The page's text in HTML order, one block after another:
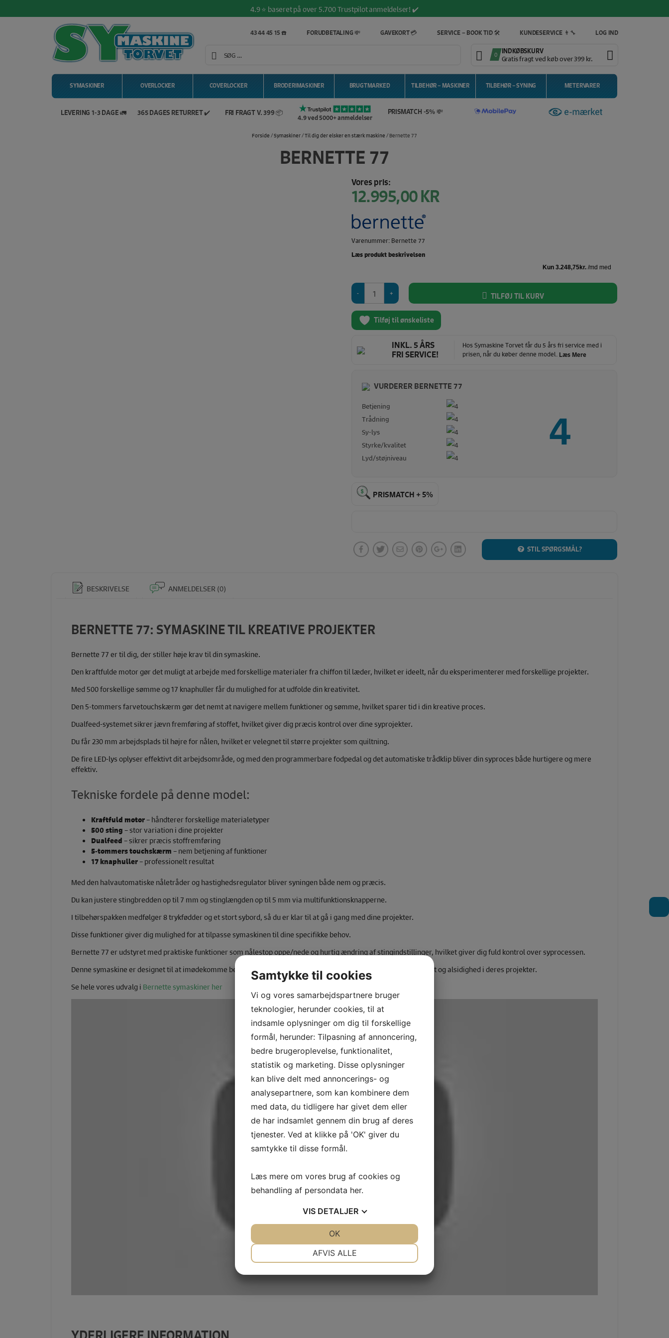
4.9 ⭐️ baseret på over 5.700 Trustpilot anmeldelser! ✔️
LEVERING 1-3 DAGE 🚛 365 DAGES RETURRET ✔️ FRI FRAGT V. 399 📦
4.9 ved 5000+ anmeldelser
PRISMATCH -5% 💸
43 44 45 15 ☎️ FORUDBETALING 💸 GAVEKORT 💳 SERVICE – BOOK TID 🛠️ KUNDESERVICE 👨‍🔧 LOG IND
0 INDKØBSKURV
Gratis fragt ved køb over 399 kr.
SYMASKINER OVERLOCKER COVERLOCKER BRODERIMASKINER BRUGTMARKED TILBEHØR – MASKINER TILBEHØR – SYNING METERVARER
Forside /Symaskiner/Til dig der elsker en stærk maskine / Bernette 77
BERNETTE 77
Vores pris:
12.995,00KR
Varenummer: Bernette 77
Læs produkt beskrivelsen
antal
TILFØJ TIL KURV
Tilføj til ønskeliste
INKL. 5 ÅRS
FRI SERVICE!
Hos Symaskine Torvet får du 5 års fri service med i
prisen, når du køber denne model. Læs Mere
VURDERER BERNETTE 77
Betjening
Trådning
Sy-lys
Styrke/kvalitet
Lyd/støjniveau
4
PRISMATCH + 5%
STIL SPØRGSMÅL?
BESKRIVELSE ANMELDELSER (0)
BERNETTE 77: SYMASKINE TIL KREATIVE PROJEKTER
Bernette 77 er til dig, der stiller høje krav til din symaskine.
Den kraftfulde motor gør det muligt at arbejde med forskellige materialer fra chiffon til læder, hvilket er ideelt, når du eksperimenterer med forskellige projekter.
Med 500 forskellige sømme og 17 knaphuller får du mulighed for at udfolde din kreativitet.
Den 5-tommers farvetouchskærm gør det nemt at navigere mellem funktioner og sømme, hvilket sparer tid i din kreative proces.
Dualfeed-systemet sikrer jævn fremføring af stoffet, hvilket giver dig præcis kontrol over dine syprojekter.
Du får 230 mm arbejdsplads til højre for nålen, hvilket er velegnet til større projekter som quiltning.
De fire LED-lys oplyser effektivt dit arbejdsområde, og med den programmerbare fodpedal og det automatiske trådklip bliver din syproces både hurtigere og mere
effektiv.
Tekniske fordele på denne model:
Kraftfuld motor– håndterer forskellige materialetyper
500 sting – stor variation i dine projekter
Dualfeed – sikrer præcis stoffremføring
5-tommers touchskærm – nem betjening af funktioner
17 knaphuller– professionelt resultat
Med den halvautomatiske nåletråder og hastighedsregulator bliver syningen både nem og præcis.
Du kan justere stingbredden op til 7 mm og stinglængden op til 5 mm via multifunktionsknapperne.
I tilbehørspakken medfølger 8 trykfødder og et stort sybord, så du er klar til at gå i gang med dine projekter.
Disse funktioner giver dig mulighed for at tilpasse symaskinen til dine specifikke behov.
Bernette 77 er udstyret med praktiske funktioner som nålestop oppe/nede og hurtig ændring af stingindstillinger, hvilket giver dig fuld kontrol over syprocessen.
Denne symaskine er designet til at imødekomme behovene hos dedikerede syentusiaster, der værdsætter kvalitet og alsidighed i deres projekter.
Se hele vores udvalg i Bernette symaskiner her
Samtykke til cookies
Vi og vores samarbejdspartnere bruger
teknologier, herunder cookies, til at
indsamle oplysninger om dig til forskellige
formål, herunder: Tilpasning af annoncering,
bedre brugeroplevelse, funktionalitet,
statistik og marketing. Disse oplysninger
kan blive delt med annoncerings- og
analysepartnere, som kan kombinere dem
med data, du tidligere har givet dem eller
de har indsamlet gennem din brug af deres
tjenester. Ved at klikke på 'OK' giver du
samtykke til disse formål.
Læs mere om vores brug af cookies og
behandling af persondata her.
VIS DETALJER
AFVIS ALLE
OK